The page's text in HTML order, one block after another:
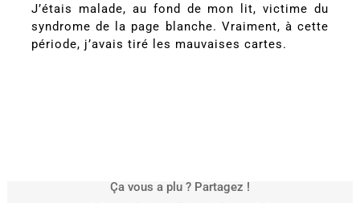
J’étais malade, au fond de mon lit, victime du
syndrome de la page blanche. Vraiment, à cette
période, j’avais tiré les mauvaises cartes.
Ça vous a plu ? Partagez !